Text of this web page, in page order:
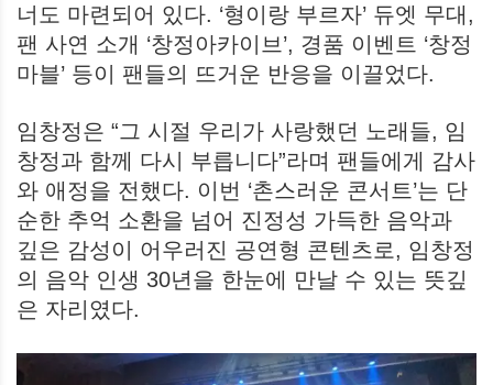
너도 마련되어 있다. ‘형이랑 부르자’ 듀엣 무대,
팬 사연 소개 ‘창정아카이브’, 경품 이벤트 ‘창정
마블’ 등이 팬들의 뜨거운 반응을 이끌었다.
임창정은 “그 시절 우리가 사랑했던 노래들, 임
창정과 함께 다시 부릅니다”라며 팬들에게 감사
와 애정을 전했다. 이번 ‘촌스러운 콘서트’는 단
순한 추억 소환을 넘어 진정성 가득한 음악과
깊은 감성이 어우러진 공연형 콘텐츠로, 임창정
의 음악 인생 30년을 한눈에 만날 수 있는 뜻깊
은 자리였다.